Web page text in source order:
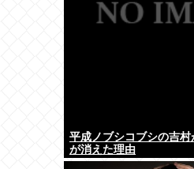
平成ノブシコブシの吉
が消えた理由